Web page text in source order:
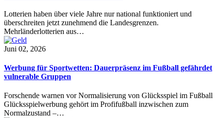
Lotterien haben über viele Jahre nur national funktioniert und
überschreiten jetzt zunehmend die Landesgrenzen.
Mehrländerlotterien aus…
Juni 02, 2026
Werbung für Sportwetten: Dauerpräsenz im Fußball gefährdet
vulnerable Gruppen
Forschende warnen vor Normalisierung von Glücksspiel im Fußball
Glücksspielwerbung gehört im Profifußball inzwischen zum
Normalzustand –…